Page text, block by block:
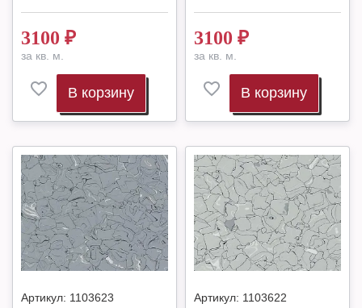
3100 ₽
за кв. м.
В корзину
3100 ₽
за кв. м.
В корзину
Артикул: 1103623 Артикул: 1103622